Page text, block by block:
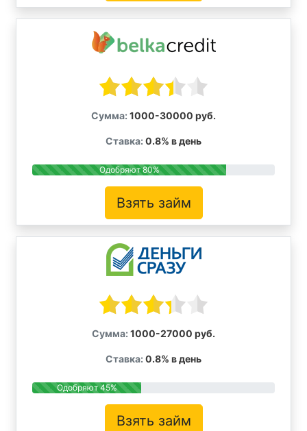
Сумма: 1000-30000 руб.
Ставка: 0.8% в день
Одобряют 80%
Взять займ
Сумма: 1000-27000 руб.
Ставка: 0.8% в день
Одобряют 45%
Взять займ